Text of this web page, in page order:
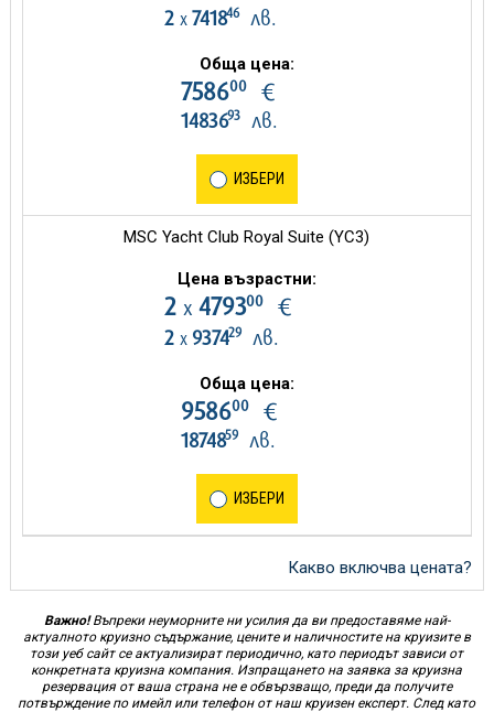
2 х 741846лв.
Обща цена:
758600€
1483693лв.
ИЗБЕРИ
MSC Yacht Club Royal Suite (YC3)
Цена възрастни:
2 х 479300€
2 х 937429лв.
Обща цена:
958600€
1874859лв.
ИЗБЕРИ
Какво включва цената?
Важно!Въпреки неуморните ни усилия да ви предоставяме най-
актуалното круизно съдържание, цените и наличностите на круизите в
този уеб сайт се актуализират периодично, като периодът зависи от
конкретната круизна компания. Изпращането на заявка за круизна
резервация от ваша страна не е обвързващо, преди да получите
потвърждение по имейл или телефон от наш круизен експерт. След като